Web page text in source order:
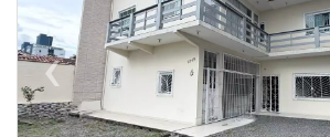
‹Previous